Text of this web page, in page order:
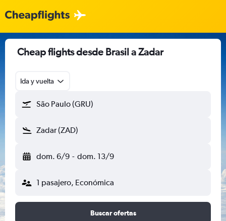
Cheap flights desde Brasil a Zadar
Ida y vuelta
São Paulo (GRU)
Zadar (ZAD)
dom. 6/9 - dom. 13/9
1 pasajero, Económica
Buscar ofertas